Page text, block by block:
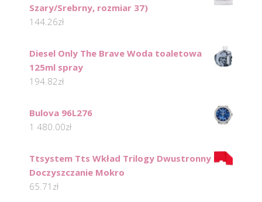
Szary/Srebrny, rozmiar 37)
144.26zł
Diesel Only The Brave Woda toaletowa
125ml spray
194.82zł
Bulova 96L276
1 480.00zł
Ttsystem Tts Wkład Trilogy Dwustronny
Doczyszczanie Mokro
65.71 zł